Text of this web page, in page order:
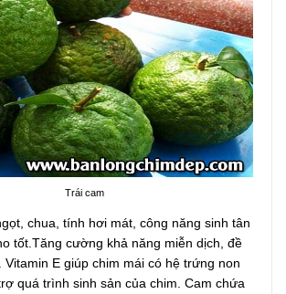
Trái cam
chua, tính hơi mát, công năng sinh tân
tốt.Tăng cường khả năng miễn dịch, đề
Vitamin E giúp chim mái có hệ trứng non
quá trình sinh sản của chim. Cam chứa